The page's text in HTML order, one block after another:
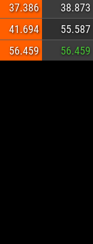
37.386
38.873
41.694
55.587
56.459 56.459